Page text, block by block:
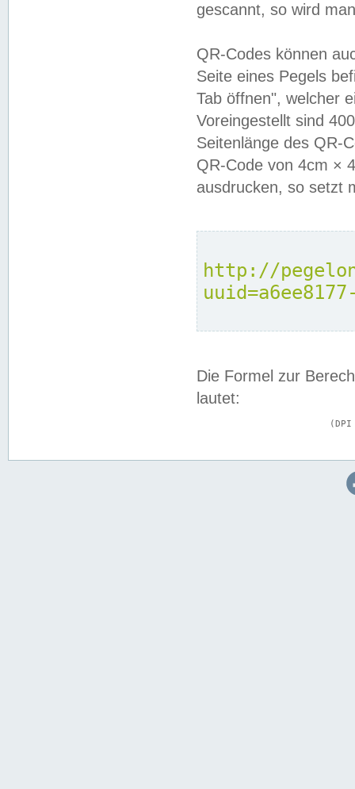
gescannt, so wird
QR-Codes können
Seite eines Pegels
Tab öffnen", welcher
Voreingestellt sind
Seitenlänge des QR-
QR-Code von 4cm ×
ausdrucken, so setzt
http://
Die Formel zur
lautet: